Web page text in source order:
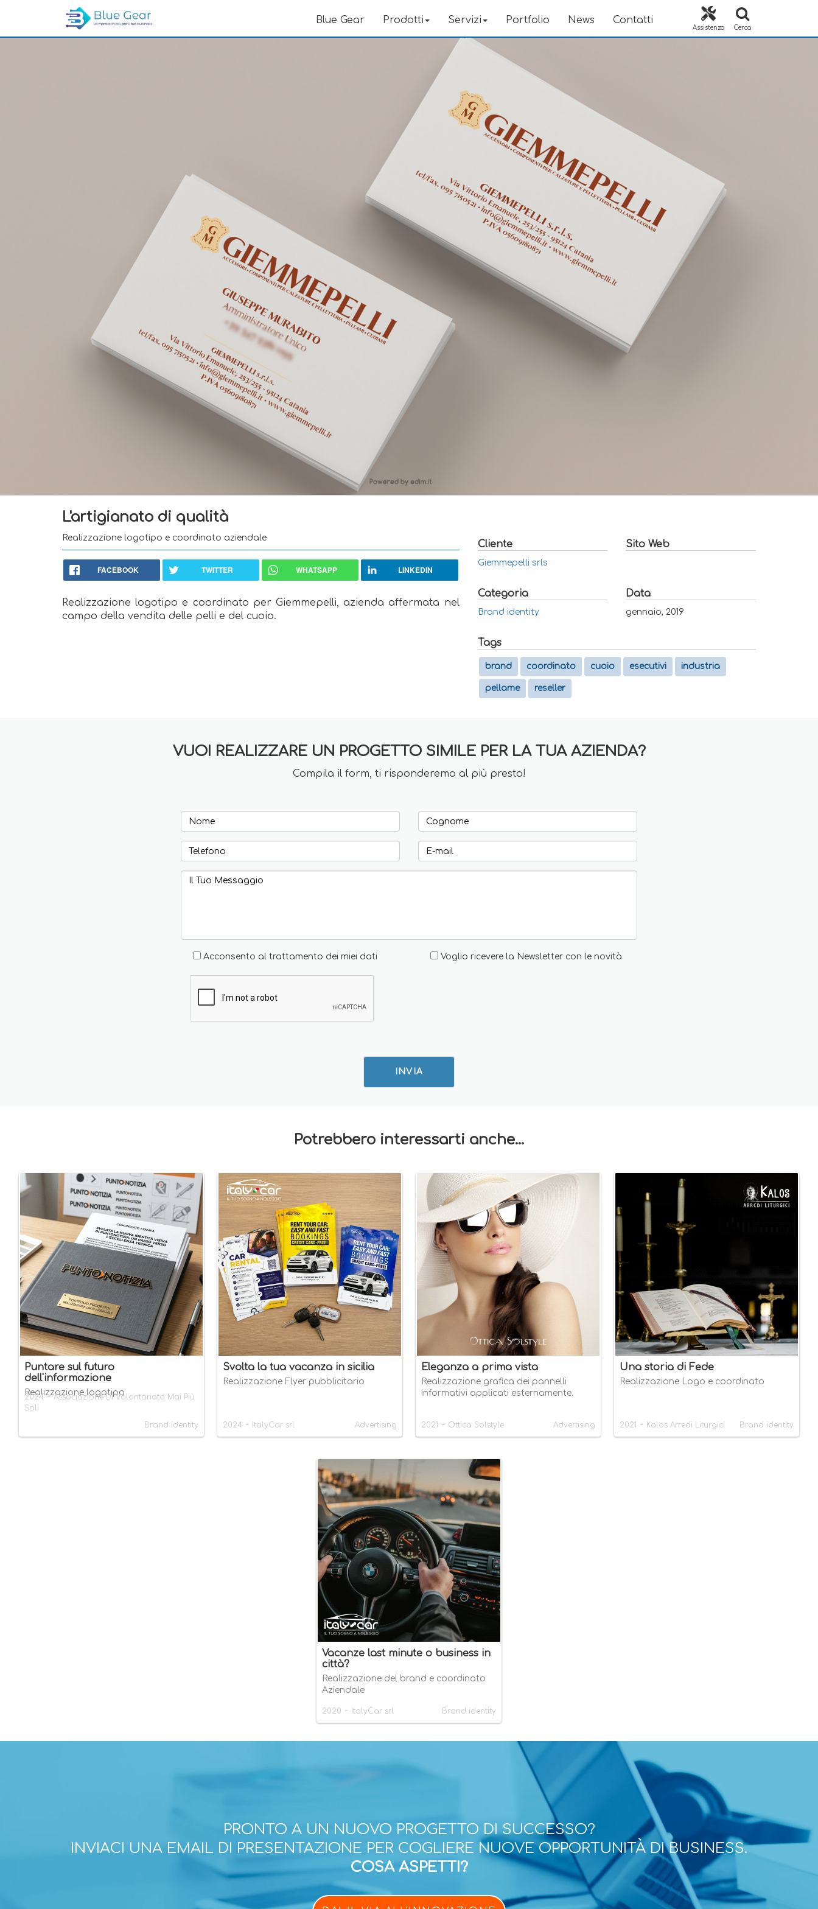
Blue Gear Prodotti Servizi Portfolio News Contatti
Assistenza Cerca
L'artigianato di qualità
Realizzazione logotipo e coordinato aziendale
FACEBOOK TWITTER WHATSAPP LINKEDIN
Realizzazione logotipo e coordinato per Giemmepelli, azienda affermata nel
campo della vendita delle pelli e del cuoio.
Cliente
Giemmepelli srls
Sito Web
Categoria
Brand identity
Data
gennaio, 2019
Tags
brand coordinato cuoio esecutivi industria
pellame reseller
VUOI REALIZZARE UN PROGETTO SIMILE PER LA TUA AZIENDA?
Compila il form, ti risponderemo al più presto!
Acconsento al trattamento dei miei dati Voglio ricevere la Newsletter con le novità
INVIA
Potrebbero interessarti anche...
Puntare sul futuro
dell'informazione
Realizzazione logotipo
2024-Associazione Di Volontariato Mai Più
Soli
Brand identity
Svolta la tua vacanza in sicilia
Realizzazione Flyer pubblicitario
2024 - ItalyCar srl Advertising
Eleganza a prima vista
Realizzazione grafica dei pannelli
informativi applicati esternamente.
2021 - Ottica Solstyle Advertising
Una storia di Fede
Realizzazione Logo e coordinato
2021 - Kalos Arredi Liturgici Brand identity
Vacanze last minute o business in
città?
Realizzazione del brand e coordinato
Aziendale
2020 - ItalyCar srl Brand identity
PRONTO A UN NUOVO PROGETTO DI SUCCESSO?
INVIACI UNA EMAIL DI PRESENTAZIONE PER COGLIERE NUOVE OPPORTUNITÀ DI BUSINESS.
COSA ASPETTI?